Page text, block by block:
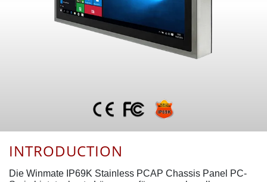
INTRODUCTION
Die Winmate IP69K Stainless PCAP Chassis Panel PC-